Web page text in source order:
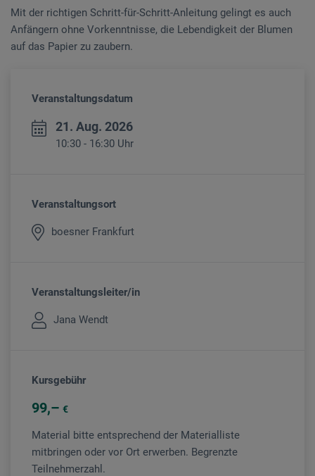
Mit der richtigen Schritt-für-Schritt-Anleitung gelingt es auch
Anfängern ohne Vorkenntnisse, die Lebendigkeit der Blumen
auf das Papier zu zaubern.
Veranstaltungsdatum
21. Aug. 2026
10:30 - 16:30 Uhr
Veranstaltungsort
boesner Frankfurt
Veranstaltungsleiter/in
Jana Wendt
Kursgebühr
99 €
Material bitte entsprechend der Materialliste
mitbringen oder vor Ort erwerben. Begrenzte
Teilnehmerzahl.